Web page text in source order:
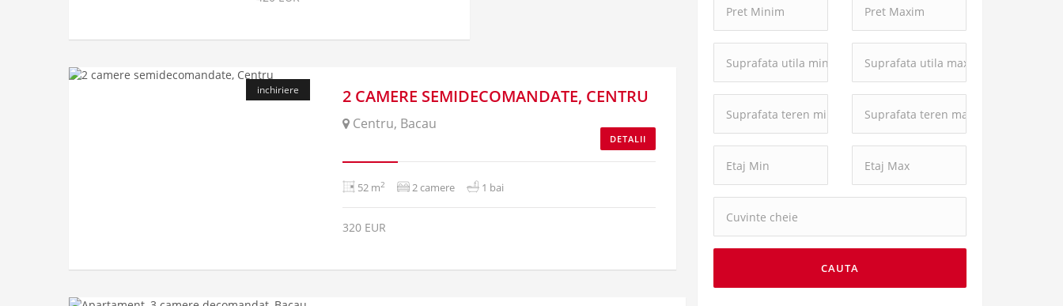
inchiriere 2 CAMERE SEMIDECOMANDATE, CENTRU
Centru, Bacau
DETALII
52 m2 2 camere 1 bai
320 EUR
Minim:
Maxim:
utila
minima:
utila
maxima:
teren
minima:
teren
maxima:
cheie:
CAUTA